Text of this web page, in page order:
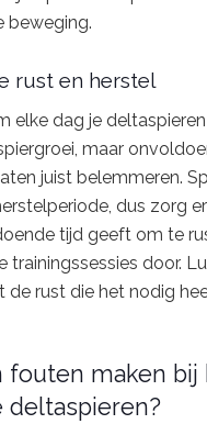
beweging.
rust en herstel
elke dag je
maar
juist belemmeren.
dus zorg
tijd geeft om te
trainingssessies door.
de rust die het nodig
fouten maken bij
deltaspieren?